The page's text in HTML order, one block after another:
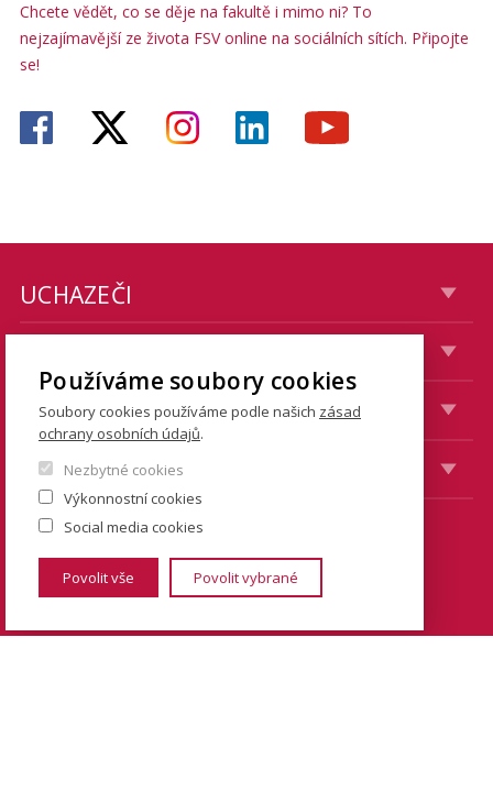
Chcete vědět, co se děje na fakultě i mimo ni? To
nejzajímavější ze života FSV online na sociálních sítích. Připojte
se!
UCHAZEČI
ZAMĚSTNANCI
VEŘEJNOST
KONTAKTY
Fakulta sociálních věd
Používáme soubory cookies
Soubory cookies používáme podle našich zásad
ochrany osobních údajů.
Nezbytné cookies
Výkonnostní cookies
Social media cookies
Povolit vše Povolit vybrané